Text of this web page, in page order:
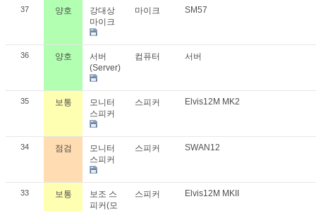
37 양호
강대상
마이크
마이크 SM57
36 양호
서버
(Server)
컴퓨터 서버
35 보통
모니터
스피커
스피커 Elvis12M MK2
34 점검
모니터
스피커
스피커 SWAN12
33 보통
보조 스
피커(모
스피커 Elvis12M MKII